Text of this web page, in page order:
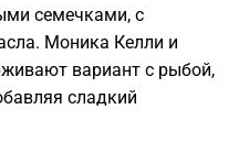
семечками, с
Моника Келли и
вариант с рыбой,
сладкий